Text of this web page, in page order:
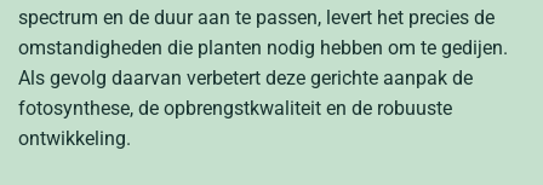
spectrum en de duur aan te passen, levert het precies de
omstandigheden die planten nodig hebben om te gedijen.
Als gevolg daarvan verbetert deze gerichte aanpak de
fotosynthese, de opbrengstkwaliteit en de robuuste
ontwikkeling.